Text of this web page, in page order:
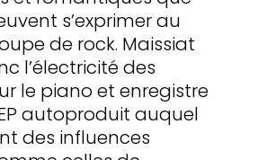
s’exprimer au
de rock. Maissiat
l’électricité des
le piano et enregistre
autoproduit auquel
des influences